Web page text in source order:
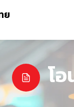
ย
โ